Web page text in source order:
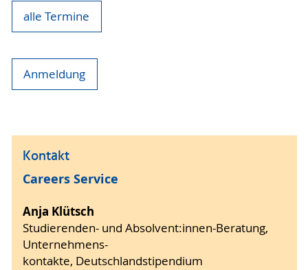
alle Termine
Anmeldung
Kontakt
Careers Service
Anja Klütsch
Studierenden- und Absolvent:innen-Beratung,
Unternehmens-
kontakte, Deutschlandstipendium